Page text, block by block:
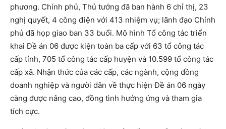
phương. Chính phủ, Thủ tướng đã ban hành 6 chỉ thị, 23
nghị quyết, 4 công điện với 413 nhiệm vụ; lãnh đạo Chính
phủ đã họp giao ban 33 buổi. Mô hình Tổ công tác triển
khai Đề án 06 được kiện toàn ba cấp với 63 tổ công tác
cấp tỉnh, 705 tổ công tác cấp huyện và 10.599 tổ công tác
cấp xã. Nhận thức của các cấp, các ngành, cộng đồng
doanh nghiệp và người dân về thực hiện Đề án 06 ngày
càng được nâng cao, đồng tình hưởng ứng và tham gia
tích cực.